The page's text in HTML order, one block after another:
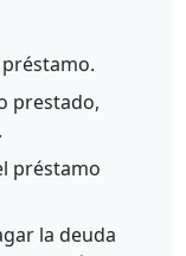
prestado,
préstamo
la deuda